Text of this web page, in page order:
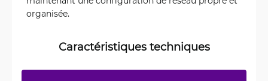
organisée.
Caractéristiques techniques